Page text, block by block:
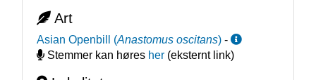
Art
Asian Openbill (Anastomus oscitans) -
Stemmer kan høres her(eksternt link)